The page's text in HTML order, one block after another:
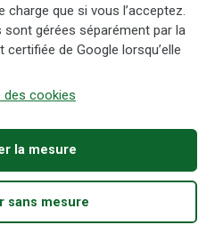
Démarches Recherche
charge que si vous l’acceptez.
gérées séparément par la
de Google lorsqu’elle
des cookies
la mesure
sans mesure